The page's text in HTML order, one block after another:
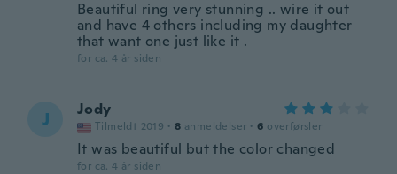
Beautiful ring very stunning .. wire it out
and have 4 others including my daughter
that want one just like it .
for ca. 4 år siden
J Jody
Tilmeldt 2019 · 8 anmeldelser · 6 overførsler
It was beautiful but the color changed
for ca. 4 år siden